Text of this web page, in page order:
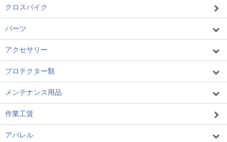
クロスバイク
パーツ
アクセサリー
プロテクター類
メンテナンス用品
作業工賃
アパレル